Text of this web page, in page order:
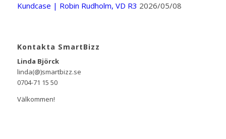
Kundcase | Robin Rudholm, VD R3 2026/05/08
Kontakta SmartBizz
Linda Björck
linda(@)smartbizz.se
0704-71 15 50
Välkommen!